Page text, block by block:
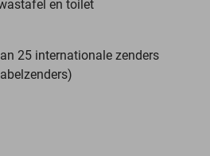
en toilet
25 internationale zenders